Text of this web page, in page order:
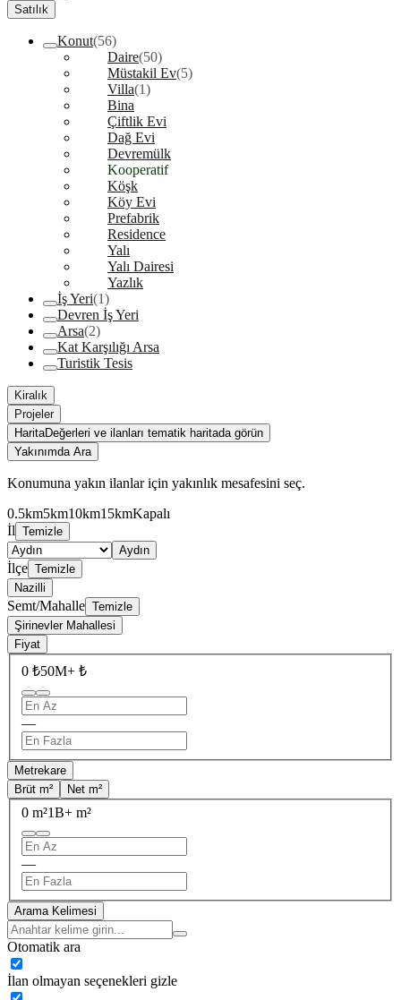
Satılık
Konut(56)
Daire(50)
Müstakil Ev(5)
Villa(1)
Bina
Çiftlik Evi
Dağ Evi
Devremülk
Kooperatif
Köşk
Köy Evi
Prefabrik
Residence
Yalı
Yalı Dairesi
Yazlık
İş Yeri(1)
Devren İş Yeri
Arsa(2)
Kat Karşılığı Arsa
Turistik Tesis
Kiralık
Projeler
HaritaDeğerleri ve ilanları tematik haritada görün
Yakınımda Ara
Konumuna yakın ilanlar için yakınlık mesafesini seç.
0.5km5km10km15kmKapalı
İl Temizle
Aydın
İlçe Temizle
Nazilli
Semt/Mahalle Temizle
Şirinevler Mahallesi
Fiyat
0 ₺50M+ ₺
—
Metrekare
Brüt m²
Net m²
0 m²1B+ m²
—
Arama Kelimesi
Otomatik ara
İlan olmayan seçenekleri gizle